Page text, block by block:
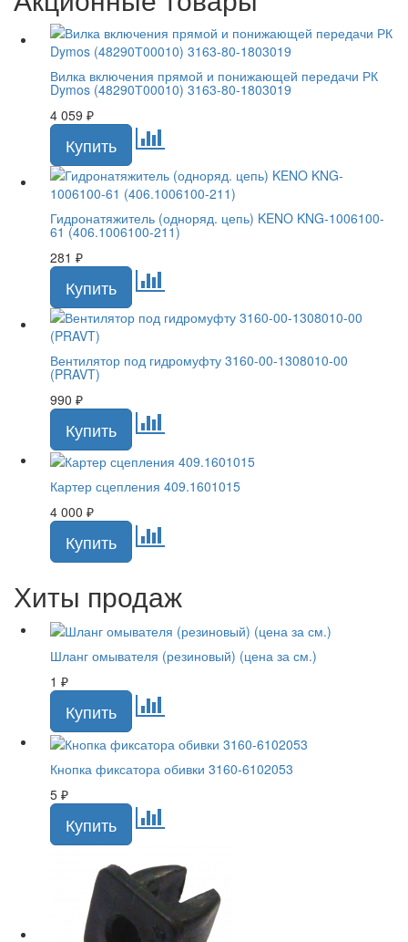
Вилка включения прямой и понижающей передачи РК
Dymos (48290Т00010) 3163-80-1803019
4 059 ₽
Гидронатяжитель (одноряд. цепь) KENO KNG-1006100-
61 (406.1006100-211)
281 ₽
Вентилятор под гидромуфту 3160-00-1308010-00
(PRAVT)
990 ₽
Картер сцепления 409.1601015
4 000 ₽
Хиты продаж
Шланг омывателя (резиновый) (цена за см.)
1 ₽
Кнопка фиксатора обивки 3160-6102053
5 ₽